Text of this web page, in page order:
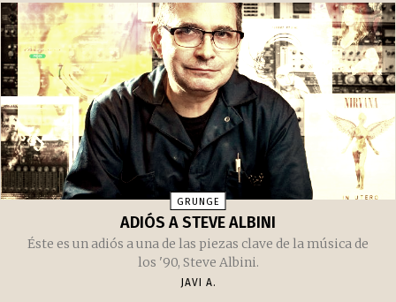
GRUNGE
ADIÓS A STEVE ALBINI
Éste es un adiós a una de las piezas clave de la música de
los '90, Steve Albini.
JAVI A.